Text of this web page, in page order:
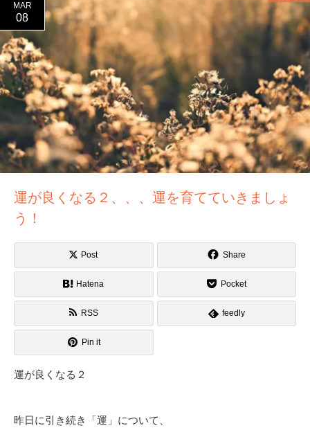
MAR
08
運が良くなる２、、、運を育てていきましょ
う！
Post Share
Hatena Pocket
RSS feedly
Pin it
運が良くなる２
昨日に引き続き「運」について、